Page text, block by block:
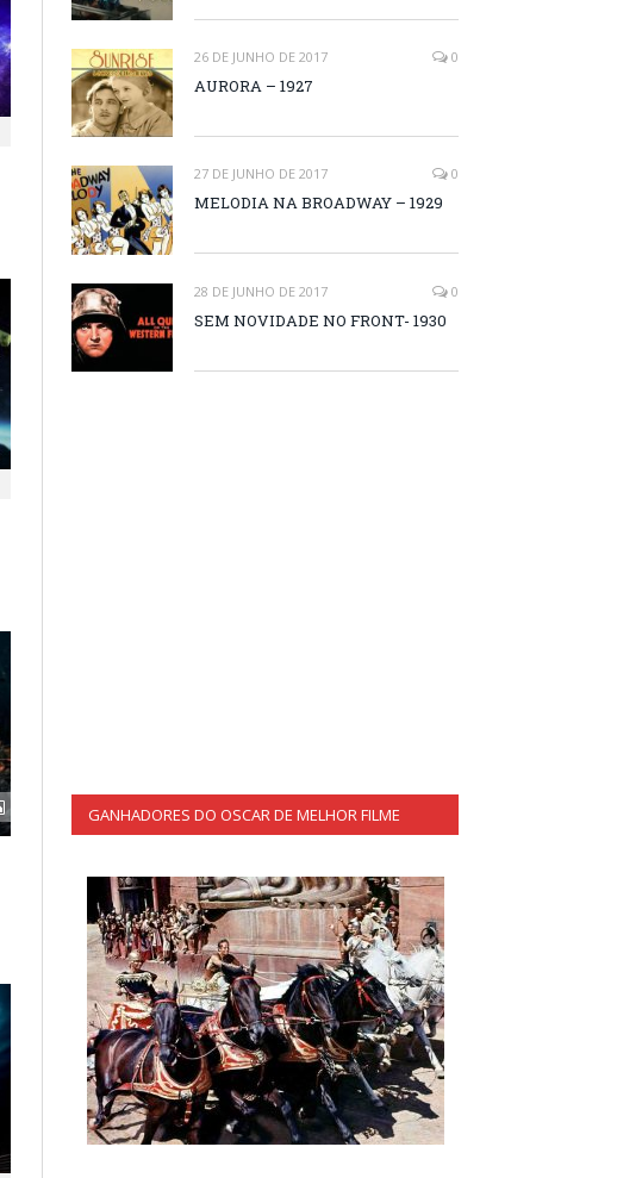
26 DE JUNHO DE 2017 0
AURORA – 1927
27 DE JUNHO DE 2017 0
MELODIA NA BROADWAY – 1929
28 DE JUNHO DE 2017 0
SEM NOVIDADE NO FRONT- 1930
GANHADORES DO OSCAR DE MELHOR FILME